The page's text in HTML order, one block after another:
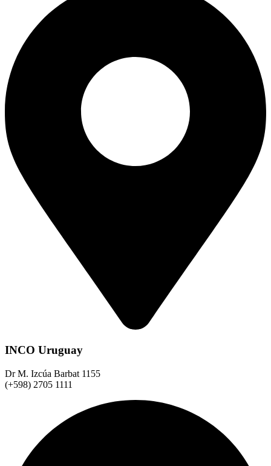
INCO Uruguay
Dr M. Izcúa Barbat 1155
(+598) 2705 1111